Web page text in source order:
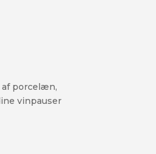
porcelæn,
vinpauser